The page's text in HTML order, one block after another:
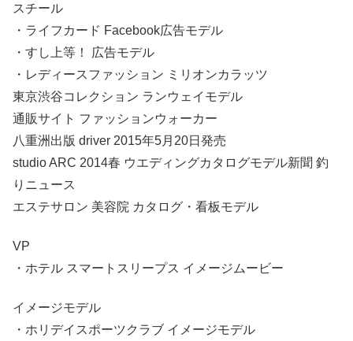
スチール
・ライフカード Facebook広告モデル
・すし上等！ 広告モデル
・レディースファッション ミリオンカラッツ
東京渋谷コレクション ランウェイモデル
通販サイト ファッションウォーカー
八重洲出版 driver 2015年5月20日発売
studio ARC 2014春 ウエディングカタログモデル新聞 釣
りニュース
エステサロン 美容院 カタログ・看板モデル
VP
・ホテル スマートスリープス イメージムービー
イメージモデル
・ホリデイスポーツクラブ イメージモデル